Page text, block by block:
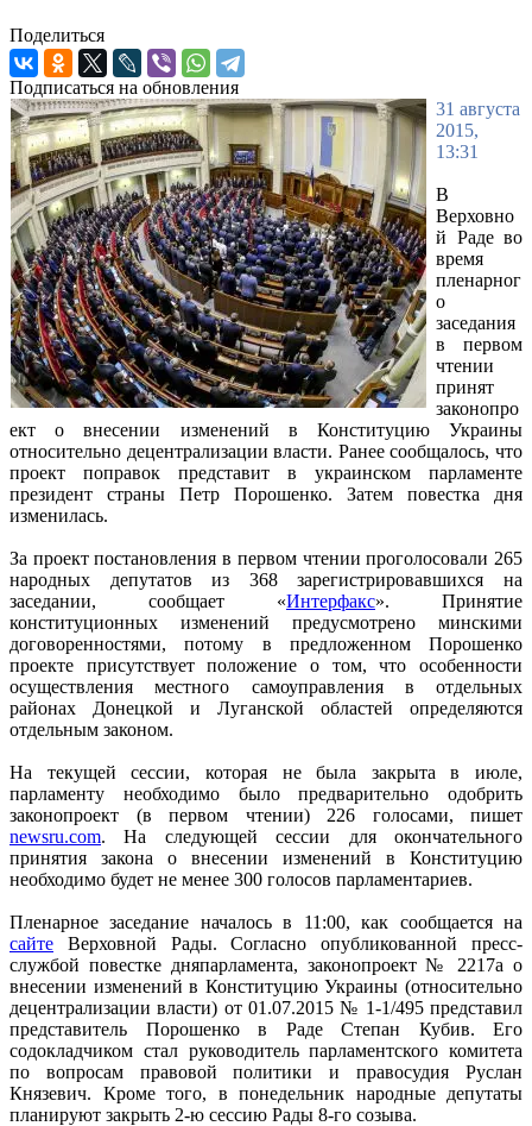
Поделиться
Подписаться на обновления
31 августа
2015,
13:31
В
Верховно
й Раде во
время
пленарног
о
заседания
в первом
чтении
принят
законопро
ект о внесении изменений в Конституцию Украины
относительно децентрализации власти. Ранее сообщалось, что
проект поправок представит в украинском парламенте
президент страны Петр Порошенко. Затем повестка дня
изменилась.
За проект постановления в первом чтении проголосовали 265
народных депутатов из 368 зарегистрировавшихся на
заседании, сообщает «Интерфакс». Принятие
конституционных изменений предусмотрено минскими
договоренностями, потому в предложенном Порошенко
проекте присутствует положение о том, что особенности
осуществления местного самоуправления в отдельных
районах Донецкой и Луганской областей определяются
отдельным законом.
На текущей сессии, которая не была закрыта в июле,
парламенту необходимо было предварительно одобрить
законопроект (в первом чтении) 226 голосами, пишет
newsru.com. На следующей сессии для окончательного
принятия закона о внесении изменений в Конституцию
необходимо будет не менее 300 голосов парламентариев.
Пленарное заседание началось в 11:00, как сообщается на
сайте Верховной Рады. Согласно опубликованной пресс-
службой повестке дняпарламента, законопроект № 2217а о
внесении изменений в Конституцию Украины (относительно
децентрализации власти) от 01.07.2015 № 1-1/495 представил
представитель Порошенко в Раде Степан Кубив. Его
содокладчиком стал руководитель парламентского комитета
по вопросам правовой политики и правосудия Руслан
Князевич. Кроме того, в понедельник народные депутаты
планируют закрыть 2-ю сессию Рады 8-го созыва.